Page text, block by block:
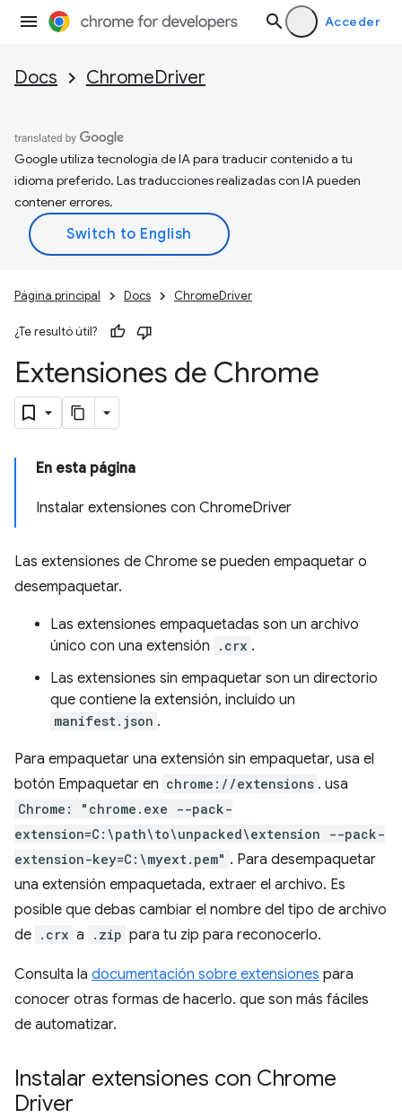
Acceder
Docs ChromeDriver
Google utiliza tecnología de IA para traducir contenido a tu
idioma preferido. Las traducciones realizadas con IA pueden
contener errores.
Página principal Docs ChromeDriver
¿Te resultó útil?
Extensiones de Chrome
En esta página
Instalar extensiones con ChromeDriver
Las extensiones de Chrome se pueden empaquetar o
desempaquetar.
Las extensiones empaquetadas son un archivo
único con una extensión
.crx .
Las extensiones sin empaquetar son un directorio
que contiene la extensión, incluido un
manifest.json .
Para empaquetar una extensión sin empaquetar, usa el
botón Empaquetar en chrome://extensions . usa
Chrome: "chrome.exe --pack-
extension=C:\path\to\unpacked\extension --pack-
extension-key=C:\myext.pem" . Para desempaquetar
una extensión empaquetada, extraer el archivo. Es
posible que debas cambiar el nombre del tipo de archivo
de .crx a .zip para tu zip para reconocerlo.
Consulta la documentación sobre extensiones para
conocer otras formas de hacerlo. que son más fáciles
de automatizar.
Instalar extensiones con Chrome
Driver